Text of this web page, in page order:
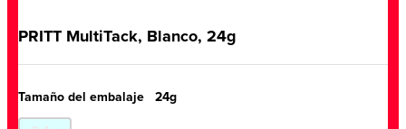
PRITT MultiTack, Blanco, 24g
Tamaño del embalaje 24g